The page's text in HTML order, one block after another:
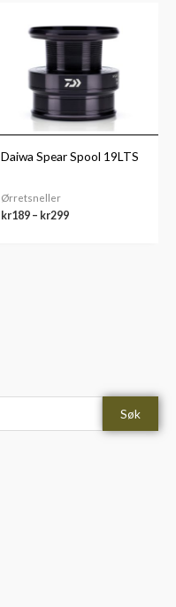
Søk
ia
Daiwa Spear Spool 19LTS
Ørretsneller
kr189 – kr299
til